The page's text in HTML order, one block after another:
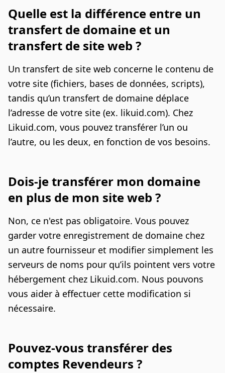
Quelle est la différence entre un
transfert de domaine et un
transfert de site web ?
Un transfert de site web concerne le contenu de
votre site (fichiers, bases de données, scripts),
tandis qu’un transfert de domaine déplace
l’adresse de votre site (ex. likuid.com). Chez
Likuid.com, vous pouvez transférer l’un ou
l’autre, ou les deux, en fonction de vos besoins.
Dois-je transférer mon domaine
en plus de mon site web ?
Non, ce n'est pas obligatoire. Vous pouvez
garder votre enregistrement de domaine chez
un autre fournisseur et modifier simplement les
serveurs de noms pour qu’ils pointent vers votre
hébergement chez Likuid.com. Nous pouvons
vous aider à effectuer cette modification si
nécessaire.
Pouvez-vous transférer des
comptes Revendeurs ?